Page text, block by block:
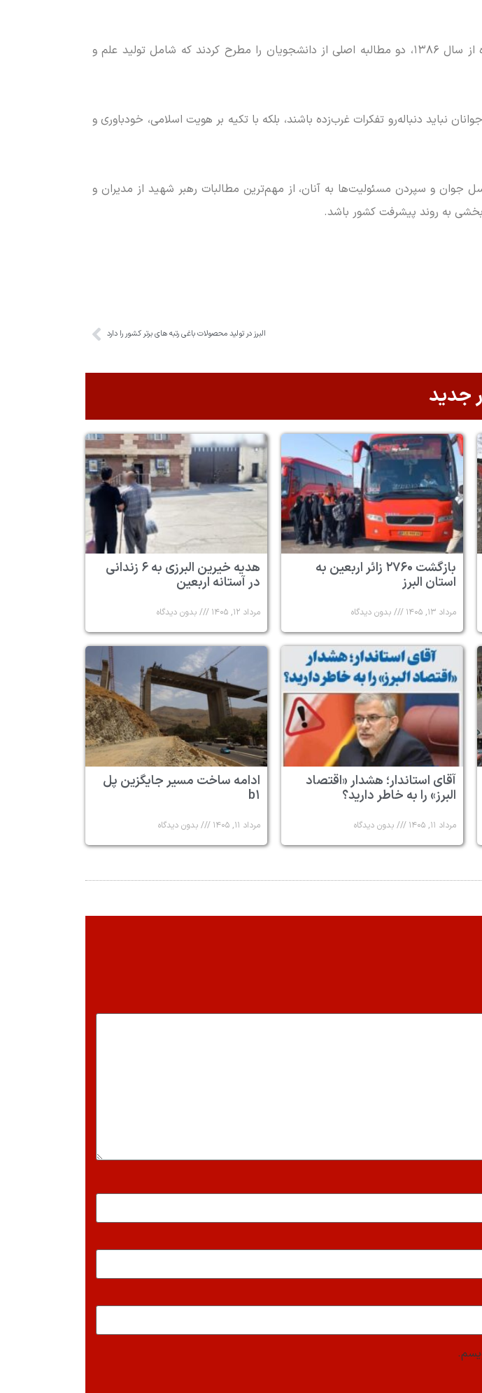
این دانشجوی فعال البرزی ادامه داد: رهبر شهید در دیدار‌های دانشجویی، به‌ویژه از سال ۱۳۸۶، دو مطالبه اصلی از دانشجویان را مطرح کردند که شامل تولید علم و
نباید دنباله‌رو تفکرات غرب‌زده باشند، بلکه با تکیه بر هویت اسلامی، خودباوری و
جوان و سپردن مسئولیت‌ها به آنان، از مهم‌ترین مطالبات رهبر شهید از مدیران و
به روند پیشرفت کشور باشد.
البرز در تولید محصولات باغی رتبه های برتر کشور را دارد
جدید
بازگشت ۲۷۶۰ زائر اربعین به
استان البرز
مرداد ۱۳, ۱۴۰۵ بدون دیدگاه
هدیه خیرین البرزی به ۶ زندانی
در آستانه اربعین
مرداد ۱۲, ۱۴۰۵ بدون دیدگاه
آقای استاندار؛ هشدار «اقتصاد
البرز» را به خاطر دارید؟
مرداد ۱۱, ۱۴۰۵ بدون دیدگاه
ادامه ساخت مسیر جایگزین پل
b۱
مرداد ۱۱, ۱۴۰۵ بدون دیدگاه